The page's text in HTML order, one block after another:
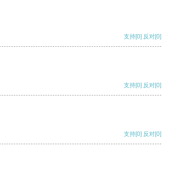
支持[0] 反对[0]
支持[0] 反对[0]
支持[0] 反对[0]